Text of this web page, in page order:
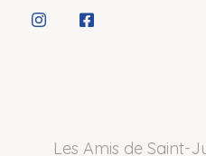
Les Amis de Saint-